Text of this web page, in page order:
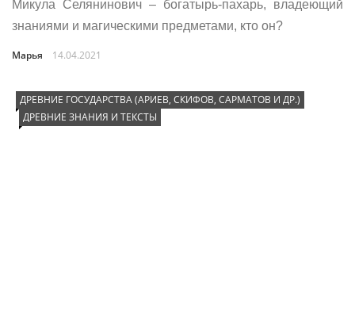
Микула Селянинович – богатырь-пахарь, владеющий
знаниями и магическими предметами, кто он?
Марья 14.04.2021
ДРЕВНИЕ ГОСУДАРСТВА (АРИЕВ, СКИФОВ, САРМАТОВ И ДР.)
ДРЕВНИЕ ЗНАНИЯ И ТЕКСТЫ